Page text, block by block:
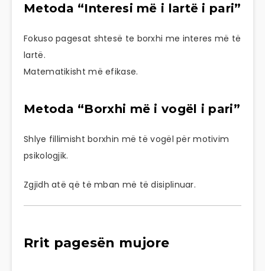
Metoda “Interesi më i lartë i pari”
Fokuso pagesat shtesë te borxhi me interes më të
lartë.
Matematikisht më efikase.
Metoda “Borxhi më i vogël i pari”
Shlye fillimisht borxhin më të vogël për motivim
psikologjik.
Zgjidh atë që të mban më të disiplinuar.
Rrit pagesën mujore